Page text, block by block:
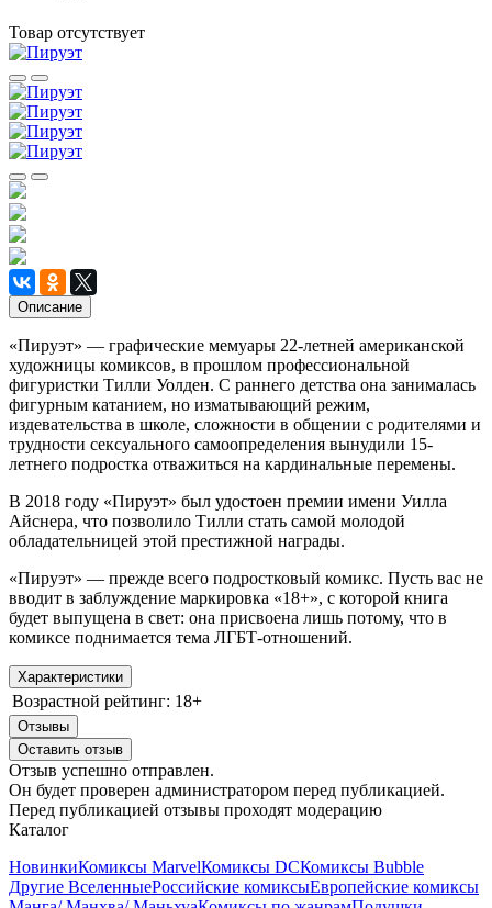
Товар отсутствует
Описание
«Пируэт» — графические мемуары 22-летней американской
художницы комиксов, в прошлом профессиональной
фигуристки Тилли Уолден. С раннего детства она занималась
фигурным катанием, но изматывающий режим,
издевательства в школе, сложности в общении с родителями и
трудности сексуального самоопределения вынудили 15-
летнего подростка отважиться на кардинальные перемены.
В 2018 году «Пируэт» был удостоен премии имени Уилла
Айснера, что позволило Тилли стать самой молодой
обладательницей этой престижной награды.
«Пируэт» — прежде всего подростковый комикс. Пусть вас не
вводит в заблуждение маркировка «18+», с которой книга
будет выпущена в свет: она присвоена лишь потому, что в
комиксе поднимается тема ЛГБТ-отношений.
Характеристики
Возрастной рейтинг: 18+
Отзывы
Оставить отзыв
Отзыв успешно отправлен.
Он будет проверен администратором перед публикацией.
Перед публикацией отзывы проходят модерацию
Каталог
НовинкиКомиксы MarvelКомиксы DCКомиксы Bubble
Другие ВселенныеРоссийские комиксыЕвропейские комиксы